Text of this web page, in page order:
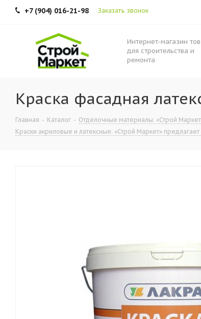
+7 (904) 016-21-98 Заказать звонок
Интернет-магазин
для строительства и
ремонта
Краска фасадная
Главная - Каталог - Отделочные материалы: «Строй
Краски акриловые и латексные: «Строй Маркет»